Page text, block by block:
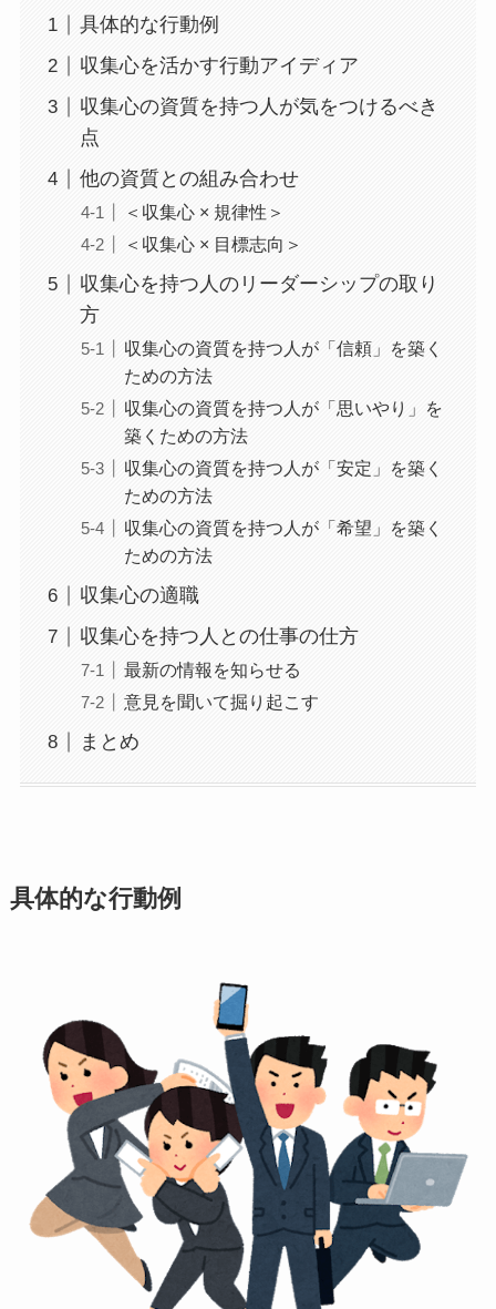
具体的な行動例
収集心を活かす行動アイディア
収集心の資質を持つ人が気をつけるべき
点
他の資質との組み合わせ
＜収集心 × 規律性＞
＜収集心 × 目標志向＞
収集心を持つ人のリーダーシップの取り
方
収集心の資質を持つ人が「信頼」を築く
ための方法
収集心の資質を持つ人が「思いやり」を
築くための方法
収集心の資質を持つ人が「安定」を築く
ための方法
収集心の資質を持つ人が「希望」を築く
ための方法
収集心の適職
収集心を持つ人との仕事の仕方
最新の情報を知らせる
意見を聞いて掘り起こす
まとめ
具体的な行動例